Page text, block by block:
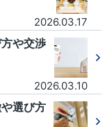
2026.03.17
や交渉
2026.03.10
選び方